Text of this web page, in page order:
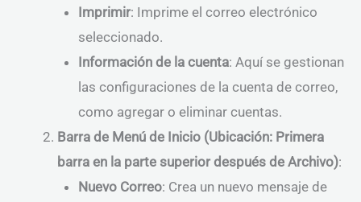
Imprimir: Imprime el correo electrónico
seleccionado.
Información de la cuenta: Aquí se gestionan
las configuraciones de la cuenta de correo,
como agregar o eliminar cuentas.
Barra de Menú de Inicio (Ubicación: Primera
barra en la parte superior después de Archivo):
Nuevo Correo: Crea un nuevo mensaje de